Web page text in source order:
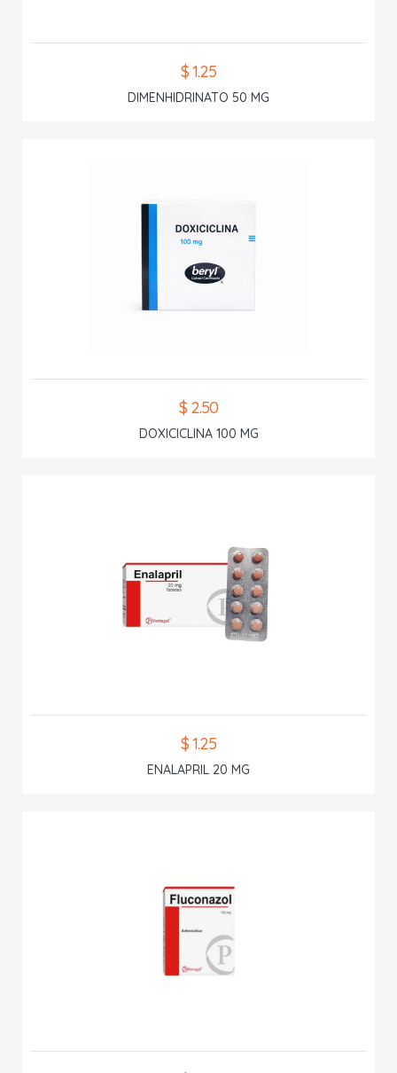
$ 1.25
DIMENHIDRINATO 50 MG
$ 2.50
DOXICICLINA 100 MG
$ 1.25
ENALAPRIL 20 MG